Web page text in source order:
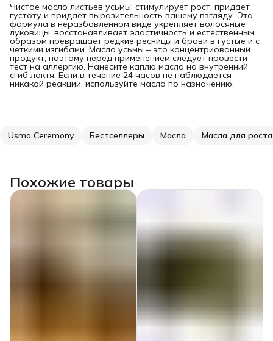
Чистое масло листьев усьмы: стимулирует рост, придает
густоту и придает выразительность вашему взгляду. Эта
формула в неразбавленном виде укрепляет волосяные
луковицы, восстанавливает эластичность и естественным
образом превращает редкие ресницы и брови в густые и с
четкими изгибами. Масло усьмы – это концентриованный
продукт, поэтому перед применением следует провести
тест на аллергию. Нанесите каплю масла на внутренний
сгиб локтя. Если в течение 24 часов не наблюдается
никакой реакции, используйте масло по назначению.
Usma Ceremony Бестселлеры Масла Масла для
Похожие товары